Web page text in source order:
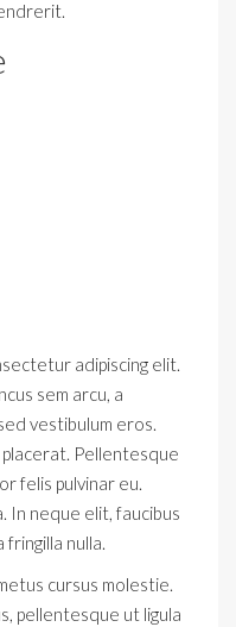
adipiscing elit.
sem arcu, a
vestibulum eros.
Pellentesque
felis pulvinar eu.
In neque elit, faucibus
fringilla nulla.
cursus molestie.
pellentesque ut ligula